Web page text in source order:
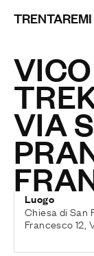
TRENTAREMI
VIA
Luogo
Chiesa di San
Francesco 12,